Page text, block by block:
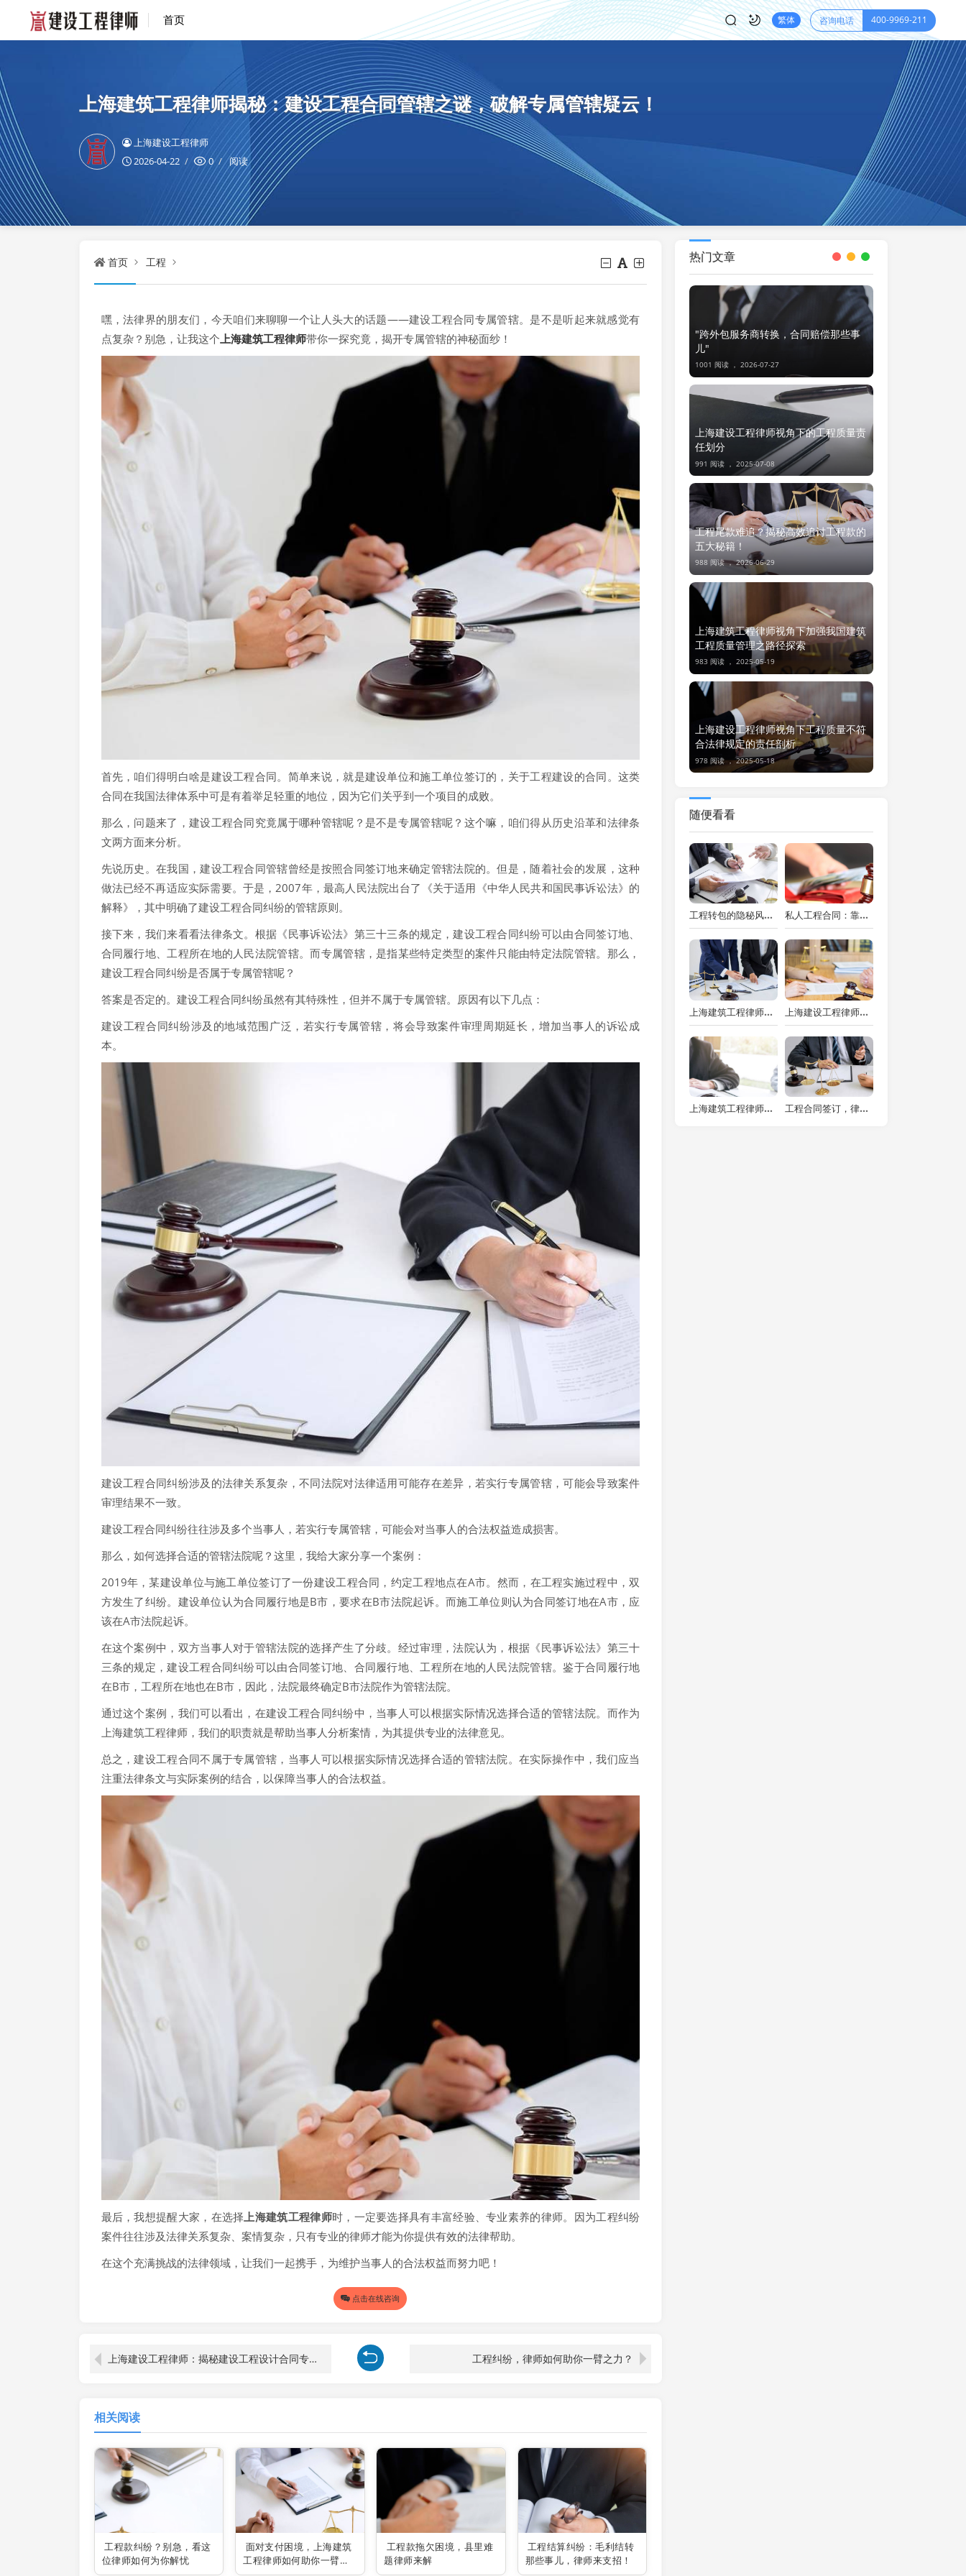
首页 繁体 咨询电话 400-9969-211
上海建筑工程律师揭秘：建设工程合同管辖之谜，破解专属管辖疑云！
上海建设工程律师
2026-04-22
0 阅读
首页 工程
嘿，法律界的朋友们，今天咱们来聊聊一个让人头大的话题——建设工程合同专属管辖。是不是听起来就感觉有
点复杂？别急，让我这个上海建筑工程律师带你一探究竟，揭开专属管辖的神秘面纱！
首先，咱们得明白啥是建设工程合同。简单来说，就是建设单位和施工单位签订的，关于工程建设的合同。这类
合同在我国法律体系中可是有着举足轻重的地位，因为它们关乎到一个项目的成败。
那么，问题来了，建设工程合同究竟属于哪种管辖呢？是不是专属管辖呢？这个嘛，咱们得从历史沿革和法律条
文两方面来分析。
先说历史。在我国，建设工程合同管辖曾经是按照合同签订地来确定管辖法院的。但是，随着社会的发展，这种
做法已经不再适应实际需要。于是，2007年，最高人民法院出台了《关于适用《中华人民共和国民事诉讼法》的
解释》，其中明确了建设工程合同纠纷的管辖原则。
接下来，我们来看看法律条文。根据《民事诉讼法》第三十三条的规定，建设工程合同纠纷可以由合同签订地、
合同履行地、工程所在地的人民法院管辖。而专属管辖，是指某些特定类型的案件只能由特定法院管辖。那么，
建设工程合同纠纷是否属于专属管辖呢？
答案是否定的。建设工程合同纠纷虽然有其特殊性，但并不属于专属管辖。原因有以下几点：
建设工程合同纠纷涉及的地域范围广泛，若实行专属管辖，将会导致案件审理周期延长，增加当事人的诉讼成
本。
建设工程合同纠纷涉及的法律关系复杂，不同法院对法律适用可能存在差异，若实行专属管辖，可能会导致案件
审理结果不一致。
建设工程合同纠纷往往涉及多个当事人，若实行专属管辖，可能会对当事人的合法权益造成损害。
那么，如何选择合适的管辖法院呢？这里，我给大家分享一个案例：
2019年，某建设单位与施工单位签订了一份建设工程合同，约定工程地点在A市。然而，在工程实施过程中，双
方发生了纠纷。建设单位认为合同履行地是B市，要求在B市法院起诉。而施工单位则认为合同签订地在A市，应
该在A市法院起诉。
在这个案例中，双方当事人对于管辖法院的选择产生了分歧。经过审理，法院认为，根据《民事诉讼法》第三十
三条的规定，建设工程合同纠纷可以由合同签订地、合同履行地、工程所在地的人民法院管辖。鉴于合同履行地
在B市，工程所在地也在B市，因此，法院最终确定B市法院作为管辖法院。
通过这个案例，我们可以看出，在建设工程合同纠纷中，当事人可以根据实际情况选择合适的管辖法院。而作为
上海建筑工程律师，我们的职责就是帮助当事人分析案情，为其提供专业的法律意见。
总之，建设工程合同不属于专属管辖，当事人可以根据实际情况选择合适的管辖法院。在实际操作中，我们应当
注重法律条文与实际案例的结合，以保障当事人的合法权益。
最后，我想提醒大家，在选择 上海建筑工程律师时，一定要选择具有丰富经验、专业素养的律师。因为工程纠纷
案件往往涉及法律关系复杂、案情复杂，只有专业的律师才能为你提供有效的法律帮助。
在这个充满挑战的法律领域，让我们一起携手，为维护当事人的合法权益而努力吧！
点击在线咨询
上海建设工程律师：揭秘建设工程设计合同专属管辖之谜 工程纠纷，律师如何助你一臂之力？
相关阅读
工程款纠纷？别急，看这
位律师如何为你解忧
面对支付困境，上海建筑
工程律师如何助你一臂之
工程款拖欠困境，县里难
题律师来解
工程结算纠纷：毛利结转
那些事儿，律师来支招！
热门文章
"跨外包服务商转换，合同赔偿那些事
儿"
1001 阅读 ， 2026-07-27
上海建设工程律师视角下的工程质量责
任划分
991 阅读 ， 2025-07-08
工程尾款难追？揭秘高效追讨工程款的
五大秘籍！
988 阅读 ， 2026-06-29
上海建筑工程律师视角下加强我国建筑
工程质量管理之路径探索
983 阅读 ， 2025-05-19
上海建设工程律师视角下工程质量不符
合法律规定的责任剖析
978 阅读 ， 2025-05-18
随便看看
工程转包的隐秘风险：律师视角下的案例分析与应对策略 私人工程合同：靠谱还是陷阱？无效合同那些事儿，上海建设工程律师帮你解密！
上海建筑工程律师视角下工程质量纠纷的解决之道 上海建设工程律师：破解合同法回避之谜，揭秘实战技巧！
上海建筑工程律师视角下建筑工程质量问题的多维度剖析 工程合同签订，律师为你揭示那些隐藏的坑